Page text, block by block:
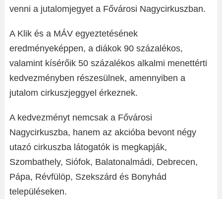
venni a jutalomjegyet a Fővárosi Nagycirkuszban.
A Klik és a MÁV egyeztetésének
eredményeképpen, a diákok 90 százalékos,
valamint kísérőik 50 százalékos alkalmi menettérti
kedvezményben részesülnek, amennyiben a
jutalom cirkuszjeggyel érkeznek.
A kedvezményt nemcsak a Fővárosi
Nagycirkuszba, hanem az akcióba bevont négy
utazó cirkuszba látogatók is megkapják,
Szombathely, Siófok, Balatonalmádi, Debrecen,
Pápa, Révfülöp, Szekszárd és Bonyhád
településeken.